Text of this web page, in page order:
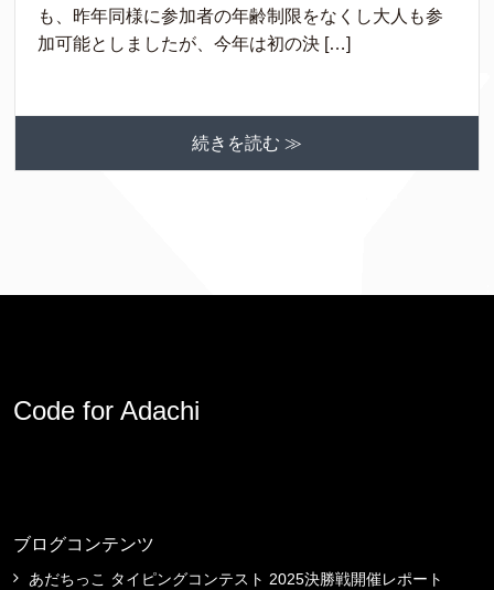
も、昨年同様に参加者の年齢制限をなくし大人も参
加可能としましたが、今年は初の決 […]
続きを読む ≫
Code for Adachi
ブログコンテンツ
あだちっこ タイピングコンテスト 2025決勝戦開催レポート